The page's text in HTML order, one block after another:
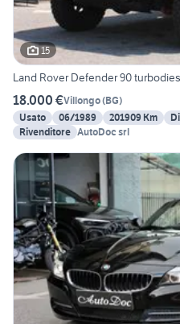
15
Land Rover Defender 90
18.000 €Villongo(BG)
Usato
06/1989 201909 Km
Rivenditore AutoDoc srl